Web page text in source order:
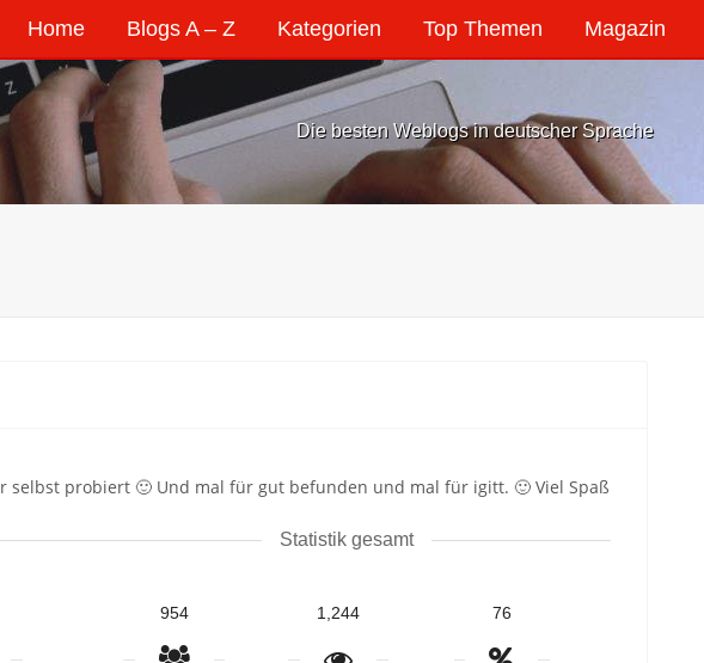
Home Blogs A – Z Kategorien Top Themen Magazin
Die besten Weblogs in deutscher Sprache
selbst probiert 🙂 Und mal für gut befunden und mal für igitt. 🙂 Viel Spaß
Statistik gesamt
954 1,244 76